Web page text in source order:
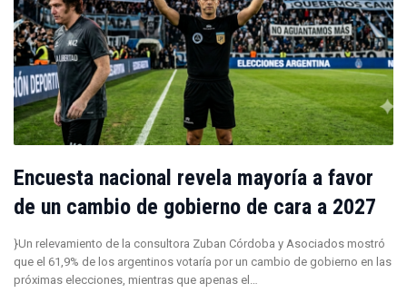
Encuesta nacional revela mayoría a favor
de un cambio de gobierno de cara a 2027
}Un relevamiento de la consultora Zuban Córdoba y Asociados mostró
que el 61,9% de los argentinos votaría por un cambio de gobierno en las
próximas elecciones, mientras que apenas el…